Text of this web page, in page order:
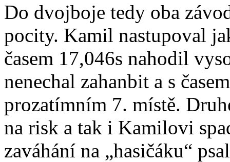
Do dvojboje tedy oba
pocity. Kamil nastupoval
časem 17,046s nahodil
nenechal zahanbit a s
prozatímním 7. místě.
na risk a tak i Kamilovi
zaváhání na „hasičáku“